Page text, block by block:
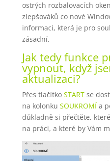
ostrých rozbalovacích
zlepšováků co nové
informaci, která je pro
zásadní.
Jak tedy funkce
vypnout, když
aktualizaci?
Přes tlačítko STARTse
na kolonku SOUKROMÍ a
důkladně si přečtěte,
na práci, a které by Vám